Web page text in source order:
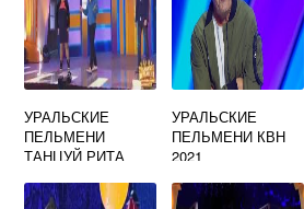
УРАЛЬСКИЕ
ПЕЛЬМЕНИ
ТАНЦУЙ РИТА
УРАЛЬСКИЕ
ПЕЛЬМЕНИ КВН
2021